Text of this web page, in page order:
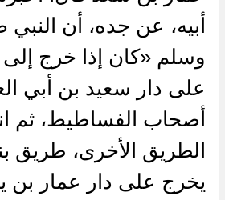
أبيه، عن جده، أن النبي
وسلم «كان إذا خرج
على دار سعيد بن أبي
أصحاب الفساطيط، ثم
الطريق الأخرى، طريق
يخرج على دار عمار بن